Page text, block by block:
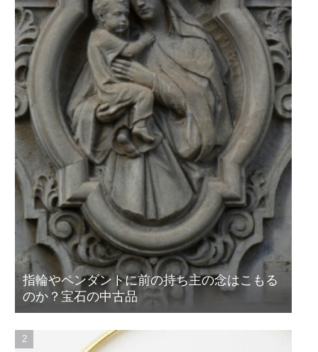
指輪やペンダントに前の持ち主の念はこもる
のか？宝石の中古品